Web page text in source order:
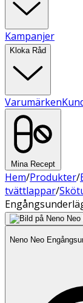
Kampanjer
Kloka Råd
Varumärken
Mina Recept
Hem/Produkter/
tvättlappar/
Neno Neo